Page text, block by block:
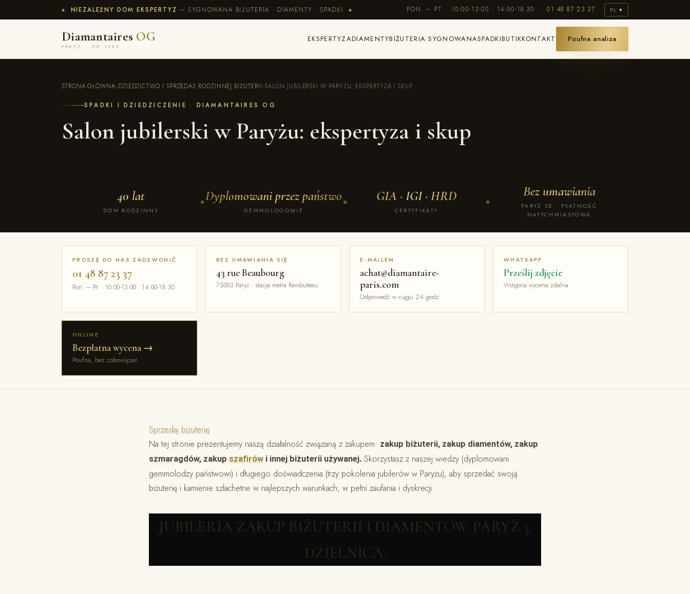
◆ NIEZALEŻNY DOM EKSPERTYZ — SYGNOWANA BIŻUTERIA · DIAMENTY · SPADKI ◆ PON. – PT. · 10:00-13:00 · 14:00-18:30 ·01 48 87 23 37 PL ▾
Diamantaires OG
PARYŻ · OD 1985
EKSPERTYZADIAMENTYBIŻUTERIA SYGNOWANASPADKIBUTIKKONTAKT Poufna analiza
STRONA GŁÓWNA›DZIEDZICTWO I SPRZEDAŻ RODZINNEJ BIŻUTERII›SALON JUBILERSKI W PARYŻU: EKSPERTYZA I SKUP
SPADKI I DZIEDZICZENIE · DIAMANTAIRES OG
Salon jubilerski w Paryżu: ekspertyza i skup
40 lat
DOM RODZINNY
◆Dyplomowani przez państwo
GEMMOLOGOWIE
◆ GIA · IGI · HRD
CERTYFIKATY
◆
Bez umawiania
PARYŻ 3E · PŁATNOŚĆ
NATYCHMIASTOWA
PROSZĘ DO NAS ZADZWONIĆ
01 48 87 23 37
Pon. – Pt. · 10:00-13:00 · 14:00-18:30
BEZ UMAWIANIA SIĘ
43 rue Beaubourg
75003 Paryż · stacja metra Rambuteau
E-MAILEM
achat@diamantaire-
paris.com
Odpowiedź w ciągu 24 godz.
WHATSAPP
Prześlij zdjęcie
Wstępna wycena zdalna
ONLINE
Bezpłatna wycena →
Poufna, bez zobowiązań
Sprzedaj biżuterię
Na tej stronie prezentujemy naszą działalność związaną z zakupem: zakup biżuterii, zakup diamentów, zakup
szmaragdów, zakup szafirów i innej biżuterii używanej. Skorzystasz z naszej wiedzy (dyplomowani
gemmolodzy państwowi) i długiego doświadczenia (trzy pokolenia jubilerów w Paryżu), aby sprzedać swoją
biżuterię i kamienie szlachetne w najlepszych warunkach, w pełni zaufania i dyskrecji.
JUBILERIA ZAKUP BIŻUTERII I DIAMENTÓW PARYŻ 3.
DZIELNICA.